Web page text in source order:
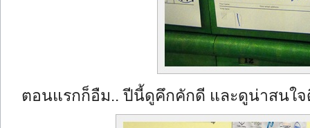
ตอนแรกก็อืม.. ปีนี้ดูคึกคักดี และดูน่าสนใ